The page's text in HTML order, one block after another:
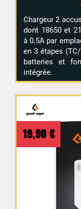
Chargeur 2
dont 18650 et
à 0.5A par
en 3 étapes
batteries et
intégrée.
19,90 €